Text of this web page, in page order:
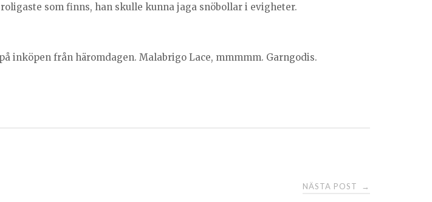
som finns, han skulle kunna jaga snöbollar i evigheter.
inköpen från häromdagen. Malabrigo Lace, mmmmm. Garngodis.
NÄSTA POST →